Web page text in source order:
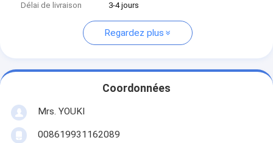
Délai de livraison
3-4 jours
Regardez plus
Coordonnées
Mrs. YOUKI
008619931162089